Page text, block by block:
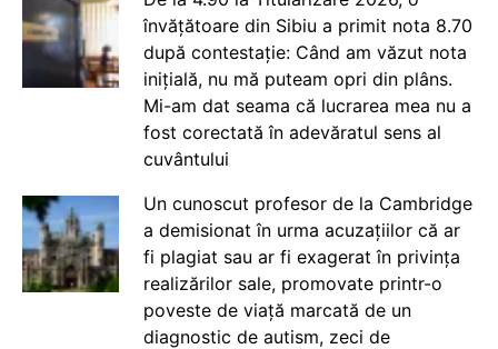
învățătoare din Sibiu a primit nota 8.70
după contestație: Când am văzut nota
inițială, nu mă puteam opri din plâns.
Mi-am dat seama că lucrarea mea nu a
fost corectată în adevăratul sens al
cuvântului
Un cunoscut profesor de la Cambridge
a demisionat în urma acuzațiilor că ar
fi plagiat sau ar fi exagerat în privința
realizărilor sale, promovate printr-o
poveste de viață marcată de un
diagnostic de autism, zeci de